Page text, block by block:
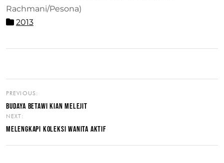
Rachmani/Pesona)
2013
PREVIOUS:
BUDAYA BETAWI KIAN MELEJIT
NEXT:
MELENGKAPI KOLEKSI WANITA AKTIF